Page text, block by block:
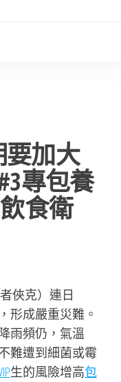
加大
專包養
食衛
俠克）連日
形成嚴重災難。
雨頻仍，氣溫
難遭到細菌或霉
生的風險增高包